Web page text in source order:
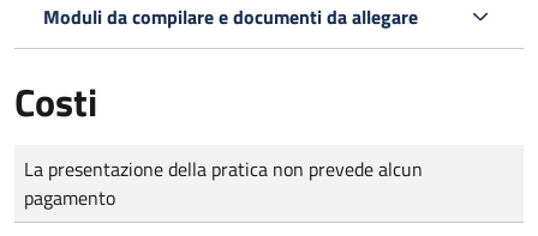
Moduli da compilare e documenti da allegare
Costi
Tipo di pagamento
Importo
La presentazione della pratica non prevede alcun
pagamento